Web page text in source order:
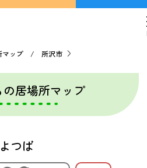
ついて
マップ / 所沢市
の居場所マップ
つば